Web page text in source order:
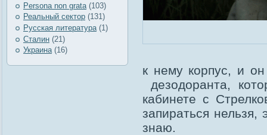
Рersona non grata (103)
Реальный сектор (131)
Русская литература (1)
Сталин (21)
Украина(16)
к нему корпус, и он
дезодоранта,
кабинете с
запираться
знаю.